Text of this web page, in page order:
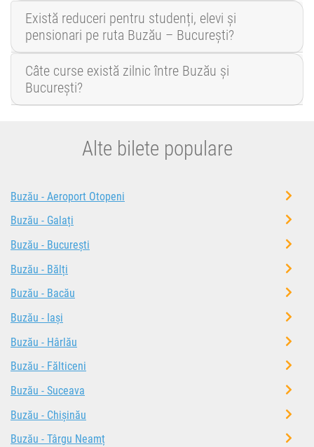
Există reduceri pentru studenți, elevi și
pensionari pe ruta Buzău – București?
Câte curse există zilnic între Buzău și
București?
Alte bilete populare
Buzău - Aeroport Otopeni
Buzău - Galați
Buzău - București
Buzău - Bălți
Buzău - Bacău
Buzău - Iași
Buzău - Hârlău
Buzău - Fălticeni
Buzău - Suceava
Buzău - Chișinău
Buzău - Târgu Neamț